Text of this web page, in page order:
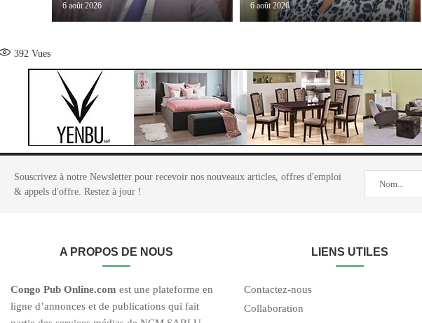
6 août 2026 6 août 2026
392 Vues
Souscrivez à notre Newsletter pour recevoir nos nouveaux articles, offres d'emploi
& appels d'offre. Restez à jour !
A PROPOS DE NOUS
Congo Pub Online.com est une plateforme en
ligne d’annonces et de publications qui fait
LIENS UTILES
Contactez-nous
Collaboration